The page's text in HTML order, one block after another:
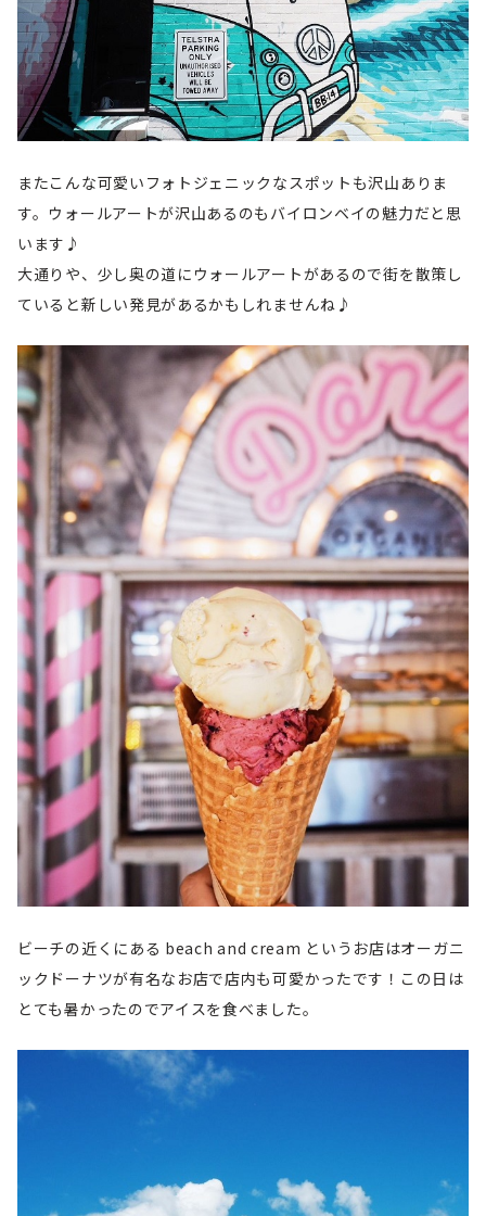
またこんな可愛いフォトジェニックなスポットも沢山ありま
す。ウォールアートが沢山あるのもバイロンベイの魅力だと思
います♪
大通りや、少し奥の道にウォールアートがあるので街を散策し
ていると新しい発見があるかもしれませんね♪
ビーチの近くにある beach and cream というお店はオーガニ
ックドーナツが有名なお店で店内も可愛かったです！この日は
とても暑かったのでアイスを食べました。